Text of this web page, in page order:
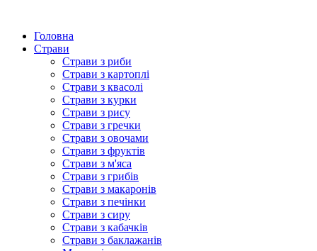
Головна
Страви
Страви з риби
Страви з картоплі
Страви з квасолі
Страви з курки
Страви з рису
Страви з гречки
Страви з овочами
Страви з фруктів
Страви з м'яса
Страви з грибів
Страви з макаронів
Страви з печінки
Страви з сиру
Страви з кабачків
Страви з баклажанів